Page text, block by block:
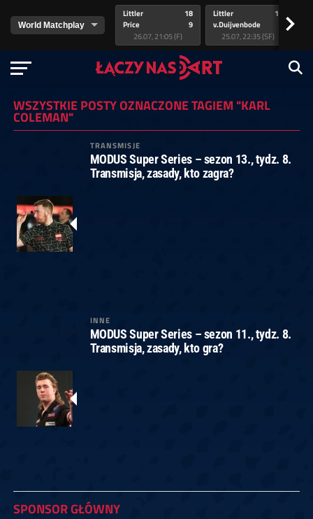
Littler
Price
18
9
26.07, 21:05 (F)
Littler
v.Duijvenbode
17
25.07, 22:35 (SF)
>
WSZYSTKIE POSTY OZNACZONE TAGIEM "KARL
COLEMAN"
TRANSMISJE
MODUS Super Series – sezon 13., tydz. 8.
Transmisja, zasady, kto zagra?
INNE
MODUS Super Series – sezon 11., tydz. 8.
Transmisja, zasady, kto gra?
SPONSOR GŁÓWNY